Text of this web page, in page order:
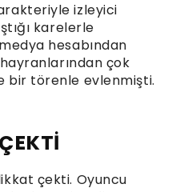
izleyici
karelerle
hesabından
çok
bir törenle evlenmişti.
çekti. Oyuncu